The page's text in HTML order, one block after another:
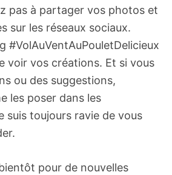
pas à partager vos photos et
sur les réseaux sociaux.
#VolAuVentAuPouletDelicieux
voir vos créations. Et si vous
ou des suggestions,
les poser dans les
suis toujours ravie de vous
pour de nouvelles